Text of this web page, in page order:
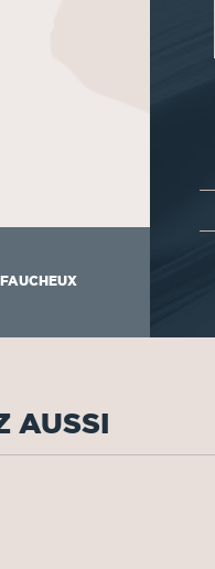
AUSSI